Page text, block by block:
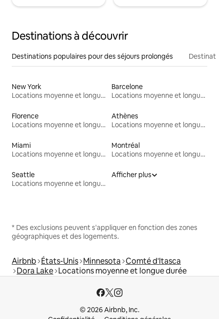
Destinations à découvrir
Destinations populaires pour des séjours prolongés
New York
Locations moyenne et longue durée
Barcelone
Locations moyenne et longue durée
Florence
Locations moyenne et longue durée
Athènes
Locations moyenne et longue durée
Miami
Locations moyenne et longue durée
Montréal
Locations moyenne et longue durée
Seattle
Locations moyenne et longue durée
Afficher plus
* Des exclusions peuvent s'appliquer en fonction des zones
géographiques et des logements.
Airbnb États-Unis Minnesota Comté d'Itasca
Dora Lake Locations moyenne et longue durée
© 2026 Airbnb, Inc.